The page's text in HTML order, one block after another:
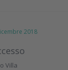
2018
Villa